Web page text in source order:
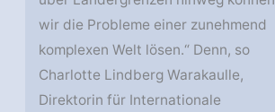
wir die Probleme einer zunehmend
komplexen Welt lösen.“ Denn, so
Charlotte Lindberg Warakaulle,
Direktorin für Internationale